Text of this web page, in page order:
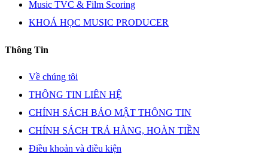
Music TVC & Film Scoring
KHOÁ HỌC MUSIC PRODUCER
Thông Tin
Về chúng tôi
THÔNG TIN LIÊN HỆ
CHÍNH SÁCH BẢO MẬT THÔNG TIN
CHÍNH SÁCH TRẢ HÀNG, HOÀN TIỀN
Điều khoản và điều kiện